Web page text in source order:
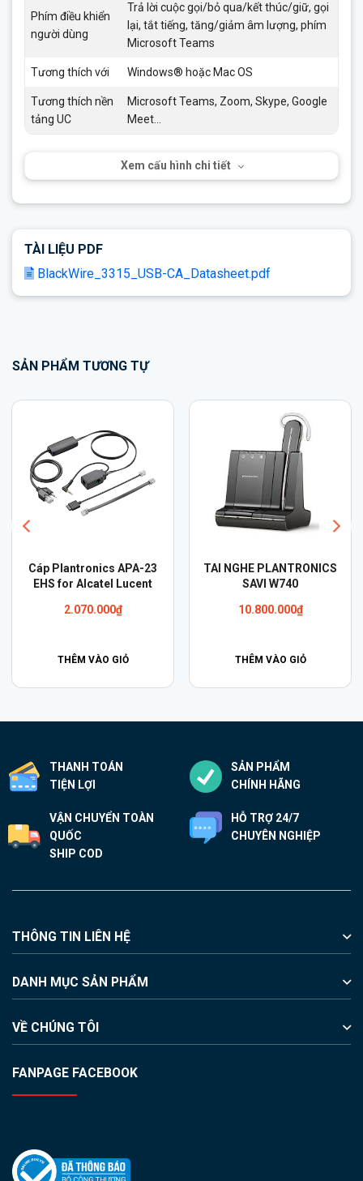
Phím điều khiển
người dùng
Trả lời cuộc gọi/bỏ qua/kết thúc/giữ, gọi
lại, tắt tiếng, tăng/giảm âm lượng, phím
Microsoft Teams
Tương thích với Windows® hoặc Mac OS
Tương thích nền
tảng UC
Microsoft Teams, Zoom, Skype, Google
Meet…
Xem cấu hình chi tiết
TÀI LIỆU PDF
BlackWire_3315_USB-CA_Datasheet.pdf
SẢN PHẨM TƯƠNG TỰ
Tai nghe Plantronics Savi
W710-M
10.840.000
THÊM VÀO GIỎ
Cáp Plantronics APV-66
(AVAYA) Electronic Hook
THÊM VÀO GIỎ
THANH TOÁN
TIỆN LỢI
SẢN PHẨM
CHÍNH HÃNG
VẬN CHUYỂN TOÀN
QUỐC
SHIP COD
HỖ TRỢ 24/7
CHUYÊN NGHIỆP
THÔNG TIN LIÊN HỆ
DANH MỤC SẢN PHẨM
VỀ CHÚNG TÔI
FANPAGE FACEBOOK